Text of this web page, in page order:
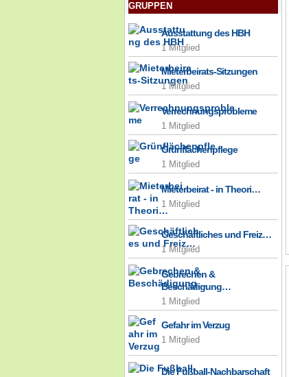
GRUPPEN
Ausstattung des HBH
1 Mitglied
Mieterbeirats-Sitzungen
1 Mitglied
Verrechnungsprobleme
1 Mitglied
Grünflächenpflege
1 Mitglied
Mieterbeirat - in Theori…
1 Mitglied
Geschäftliches und Freiz…
1 Mitglied
Gebrechen &
Beschädigung…
1 Mitglied
Gefahr im Verzug
1 Mitglied
Die Fußball-Nachbarschaft